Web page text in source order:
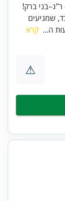
ברק!
שמגיעים
ה... קרא
⚠